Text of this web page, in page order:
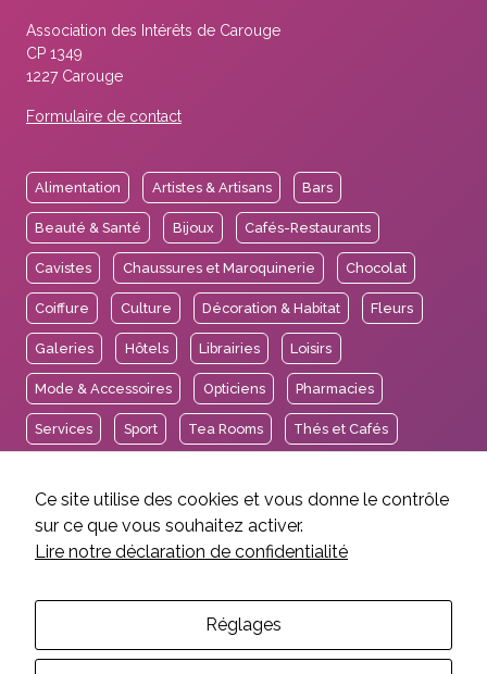
Association des Intérêts de Carouge
CP 1349
1227 Carouge
Formulaire de contact
Alimentation Artistes & Artisans Bars
Beauté & Santé Bijoux Cafés-Restaurants
Cavistes Chaussures et Maroquinerie Chocolat
Coiffure Culture Décoration & Habitat Fleurs
Galeries Hôtels Librairies Loisirs
Mode & Accessoires Opticiens Pharmacies
Services Sport Tea Rooms Thés et Cafés
Mentions légales et crédits
Politique de confidentialité
Ce site utilise des cookies et vous donne le contrôle
sur ce que vous souhaitez activer.
Lire notre déclaration de confidentialité
Réglages